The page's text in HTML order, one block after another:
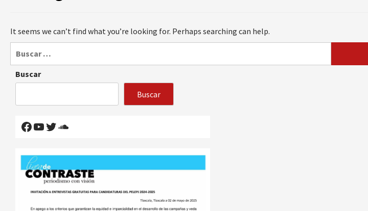
It seems we can’t find what you’re looking for. Perhaps searching can help.
Buscar
Buscar
Facebook
YouTube
Twitter
SoundCloud